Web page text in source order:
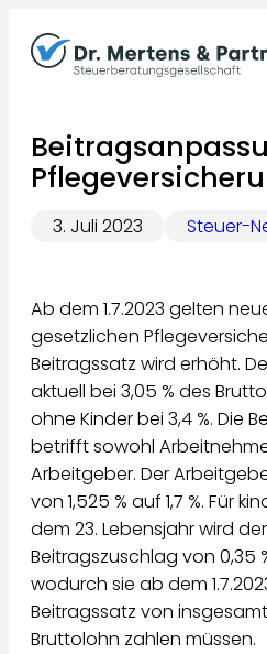
Inhalt
springen
3. Juli 2023 Steuer-
Ab dem 1.7.2023 gelten
gesetzlichen
Beitragssatz wird erhöht.
aktuell bei 3,05 % des
ohne Kinder bei 3,4 %. Die
betrifft sowohl
Arbeitgeber. Der
von 1,525 % auf 1,7 %. Für
dem 23. Lebensjahr wird
Beitragszuschlag von 0,35
wodurch sie ab dem
Beitragssatz von
Bruttolohn zahlen müssen.